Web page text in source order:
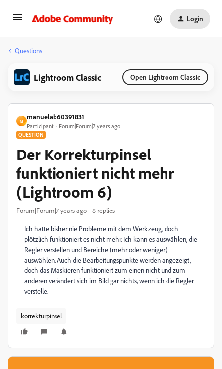
Login
Questions
Lightroom Classic Open Lightroom Classic
M
manuelab60391831
Participant Forum|Forum|7 years ago
QUESTION
Der Korrekturpinsel
funktioniert nicht mehr
(Lightroom 6)
Forum|Forum|7 years ago 8 replies
Ich hatte bisher nie Probleme mit dem Werkzeug, doch
plötzlich funktioniert es nicht mehr. Ich kann es auswählen, die
Regler verstellen und Bereiche (mehr oder weniger)
auswählen. Auch die Bearbeitungspunkte werden angezeigt,
doch das Maskieren funktioniert zum einen nicht und zum
anderen verändert sich im Bild gar nichts, wenn ich die Regler
verstelle.
korrekturpinsel